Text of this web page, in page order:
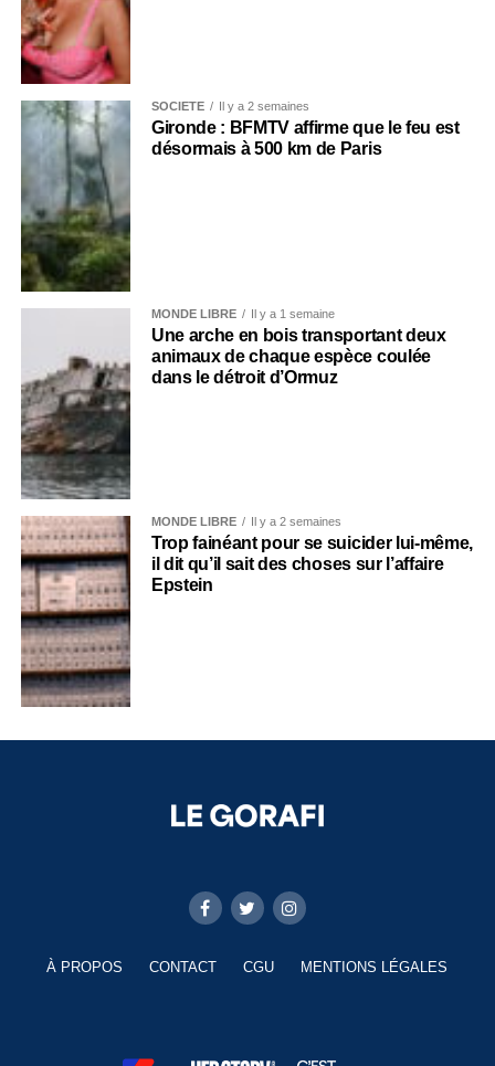
SOCIÉTÉ Il y a 2 semaines
Gironde : BFMTV affirme que le feu est
désormais à 500 km de Paris
MONDE LIBRE Il y a 1 semaine
Une arche en bois transportant deux
animaux de chaque espèce coulée
dans le détroit d’Ormuz
MONDE LIBRE Il y a 2 semaines
Trop fainéant pour se suicider lui-même,
il dit qu’il sait des choses sur l’affaire
Epstein
À PROPOS CONTACT CGU MENTIONS LÉGALES